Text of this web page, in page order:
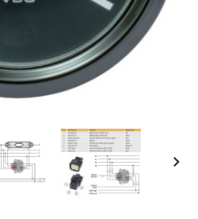
